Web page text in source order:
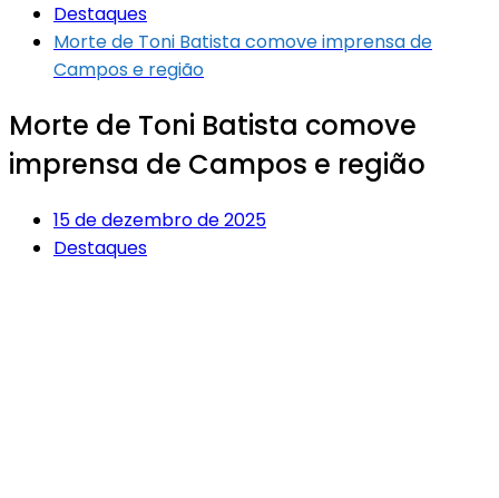
Destaques
Morte de Toni Batista comove imprensa de
Campos e região
Morte de Toni Batista comove
imprensa de Campos e região
15 de dezembro de 2025
Destaques